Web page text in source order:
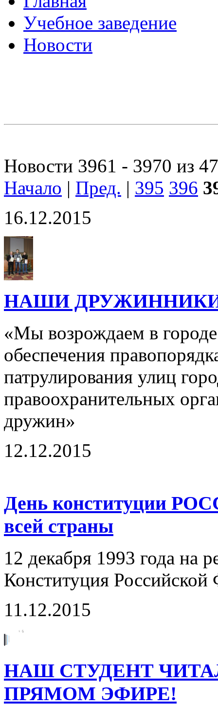
Учебное заведение
Новости
Новости 3961 - 3970 из
Начало | Пред. | 395 396
16.12.2015
НАШИ
«Мы возрождаем в
обеспечения
патрулирования улиц
правоохранительных
дружин»
12.12.2015
День конституции
всей страны
12 декабря 1993 года на
Конституция
11.12.2015
НАШ СТУДЕНТ
ПРЯМОМ ЭФИРЕ!